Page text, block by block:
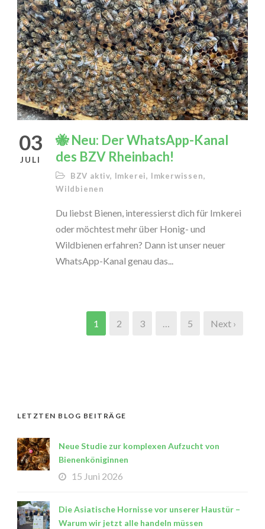
03
JULI
🐝 Neu: Der WhatsApp-Kanal
des BZV Rheinbach!
BZV aktiv, Imkerei, Imkerwissen,
Wildbienen
Du liebst Bienen, interessierst dich für Imkerei
oder möchtest mehr über Honig- und
Wildbienen erfahren? Dann ist unser neuer
WhatsApp-Kanal genau das...
1 2 3 … 5 Next ›
LETZTEN BLOG BEITRÄGE
Neue Studie zur komplexen Aufzucht von
Bienenköniginnen
15 Juni 2026
Die Asiatische Hornisse vor unserer Haustür –
Warum wir jetzt alle handeln müssen